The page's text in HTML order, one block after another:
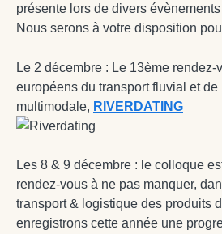
présente lors de divers
Nous serons à votre disposition
Le 2 décembre : Le 13ème rendez-
européens du transport fluvial et
multimodale, RIVERDATING
Les 8 & 9 décembre : le colloque
rendez-vous à ne pas manquer,
transport & logistique des produits
enregistrons cette année une